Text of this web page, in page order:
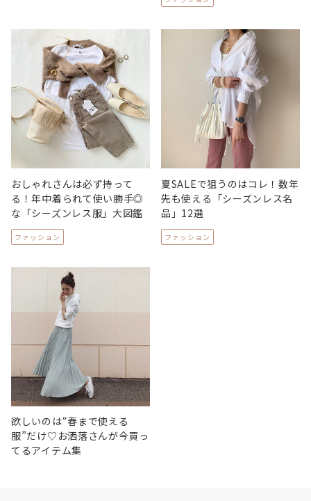
おしゃれさんは必ず持って
る！年中着られて使い勝手◎
な「シーズンレス服」大図鑑
ファッション
夏SALEで狙うのはコレ！数年
先も使える「シーズンレス名
品」12選
ファッション
欲しいのは“春まで使える
服”だけ♡お洒落さんが今買っ
てるアイテム集